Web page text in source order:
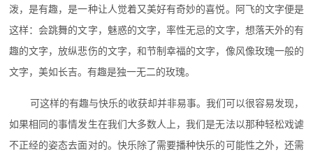
泼，是有趣，是一种让人觉着又美好有奇妙的喜悦。阿飞的文字便是
这样：会跳舞的文字，魅惑的文字，率性无忌的文字，想落天外的有
趣的文字，放纵悲伤的文字，和节制幸福的文字，像风像玫瑰一般的
文字，美如长吉。有趣是独一无二的玫瑰。
可这样的有趣与快乐的收获却并非易事。我们可以很容易发现，
如果相同的事情发生在我们大多数人上，我们是无法以那种轻松戏谑
不正经的姿态去面对的。快乐除了需要播种快乐的可能性之外，还需